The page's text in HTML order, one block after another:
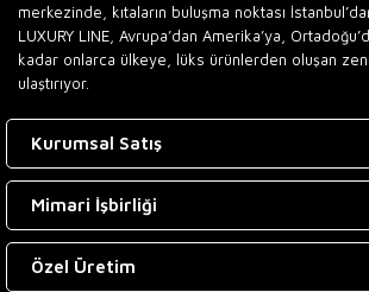
merkezinde, kıtaların buluşma noktası
LUXURY LINE, Avrupa’dan Amerika’ya,
kadar onlarca ülkeye, lüks ürünlerden oluşan
ulaştırıyor.
Kurumsal Satış
Mimari İşbirliği
Özel Üretim